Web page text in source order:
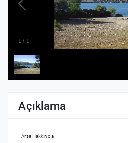
1 / 1
Açıklama
Arsa Hakkın'da